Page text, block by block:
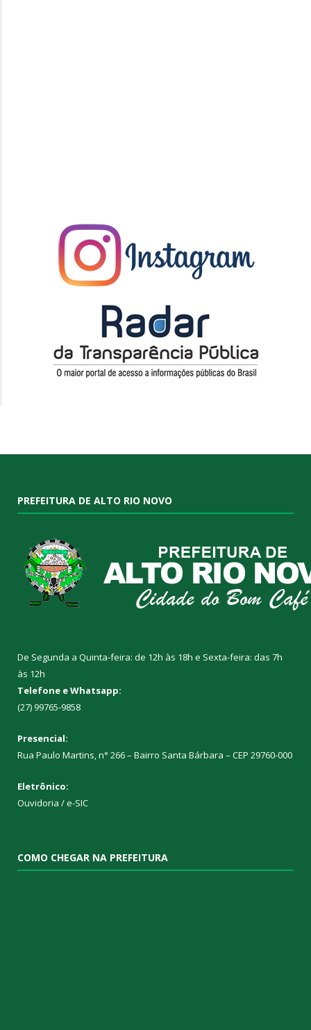
PREFEITURA DE ALTO RIO NOVO
De Segunda a Quinta-feira: de 12h às 18h e Sexta-feira: das 7h
às 12h
Telefone e Whatsapp:
(27) 99765-9858
Presencial:
Rua Paulo Martins, n° 266 – Bairro Santa Bárbara – CEP 29760-000
Eletrônico:
Ouvidoria /e-SIC
COMO CHEGAR NA PREFEITURA